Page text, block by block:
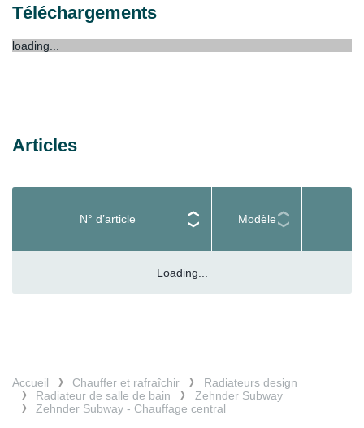
Téléchargements
loading...
Articles
N° d’article Modèle
Loading...
Accueil Chauffer et rafraîchir
Radiateurs design
Radiateur de salle de bain
Zehnder Subway
Zehnder Subway - Chauffage central